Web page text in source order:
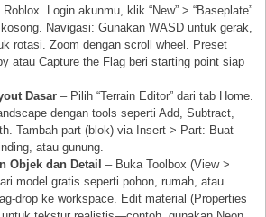
Login akunmu, klik “New” > “Baseplate”
Navigasi: Gunakan WASD untuk gerak,
rotasi. Zoom dengan scroll wheel. Preset
atau Capture the Flag beri starting point siap
Dasar – Pilih “Terrain Editor” dari tab Home.
dengan tools seperti Add, Subtract,
Tambah part (blok) via Insert > Part: Buat
atau gunung.
Objek dan Detail – Buka Toolbox (View >
model gratis seperti pohon, rumah, atau
drop ke workspace. Edit material (Properties